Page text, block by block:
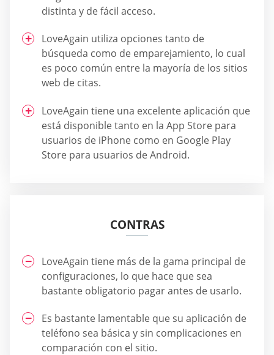
distinta y de fácil acceso.
LoveAgain utiliza opciones tanto de
búsqueda como de emparejamiento, lo cual
es poco común entre la mayoría de los sitios
web de citas.
LoveAgain tiene una excelente aplicación que
está disponible tanto en la App Store para
usuarios de iPhone como en Google Play
Store para usuarios de Android.
CONTRAS
LoveAgain tiene más de la gama principal de
configuraciones, lo que hace que sea
bastante obligatorio pagar antes de usarlo.
Es bastante lamentable que su aplicación de
teléfono sea básica y sin complicaciones en
comparación con el sitio.